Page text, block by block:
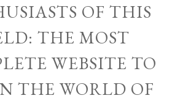
OF THIS
THE MOST
WEBSITE TO
THE WORLD OF